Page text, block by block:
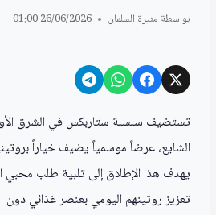
بواسطة منيرة السلمان 26/06/2026 01:00
تستضيف سلسلة ستاربكس في الشرق
الشايع، عرضاً موسمياً يضيف خياراً
يهدف هذا الإطلاق إلى تلبية طلب محبي
تعزيز روتينهم اليومي بعنصر غذائي دون